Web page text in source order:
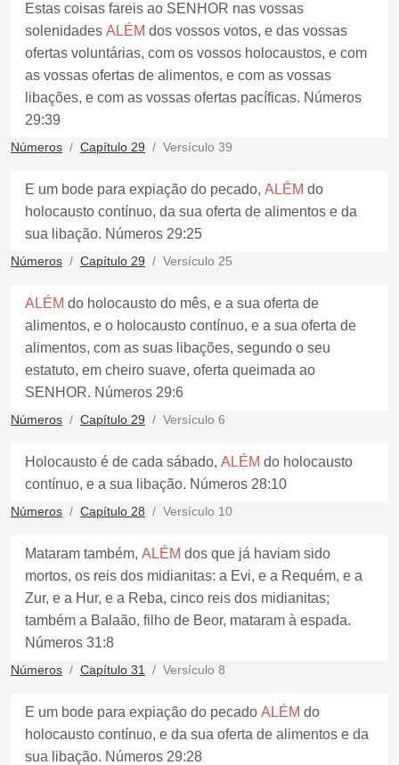
Estas coisas fareis ao SENHOR nas vossas
solenidades ALÉM dos vossos votos, e das vossas
ofertas voluntárias, com os vossos holocaustos, e com
as vossas ofertas de alimentos, e com as vossas
libações, e com as vossas ofertas pacíficas. Números
29:39
Números Capítulo 29 Versículo 39
E um bode para expiação do pecado, ALÉM do
holocausto contínuo, da sua oferta de alimentos e da
sua libação. Números 29:25
Números Capítulo 29 Versículo 25
ALÉM do holocausto do mês, e a sua oferta de
alimentos, e o holocausto contínuo, e a sua oferta de
alimentos, com as suas libações, segundo o seu
estatuto, em cheiro suave, oferta queimada ao
SENHOR. Números 29:6
Números Capítulo 29 Versículo 6
Holocausto é de cada sábado, ALÉM do holocausto
contínuo, e a sua libação. Números 28:10
Números Capítulo 28 Versículo 10
Mataram também, ALÉM dos que já haviam sido
mortos, os reis dos midianitas: a Evi, e a Requém, e a
Zur, e a Hur, e a Reba, cinco reis dos midianitas;
também a Balaão, filho de Beor, mataram à espada.
Números 31:8
Números Capítulo 31 Versículo 8
E um bode para expiação do pecado ALÉM do
holocausto contínuo, e da sua oferta de alimentos e da
sua libação. Números 29:28